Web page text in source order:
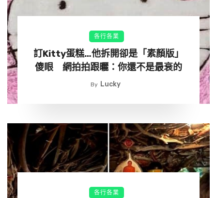
裡去，辛苦你們了」、「你們執行了偉大的任務」、「這雙
手是我看過全世界最帥氣的手」、「這是一雙英勇無比的雙
手，這是犧牲奉獻的雙手，辛苦了，感謝有你」。
各行各業
訂Kitty蛋糕…他拆開卻是「素顏版」
傻眼 網拍拍跟曬：你還不是最衰的
By Lucky
各行各業